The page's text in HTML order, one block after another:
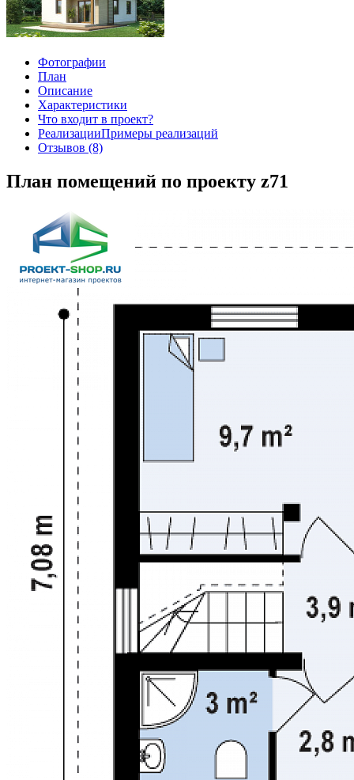
Фотографии
План
Описание
Характеристики
Что входит в проект?
РеализацииПримеры реализаций
Отзывов (8)
План помещений по проекту z71